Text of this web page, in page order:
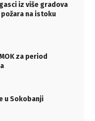
iz više gradova
požara na istoku
za period
u Sokobanji